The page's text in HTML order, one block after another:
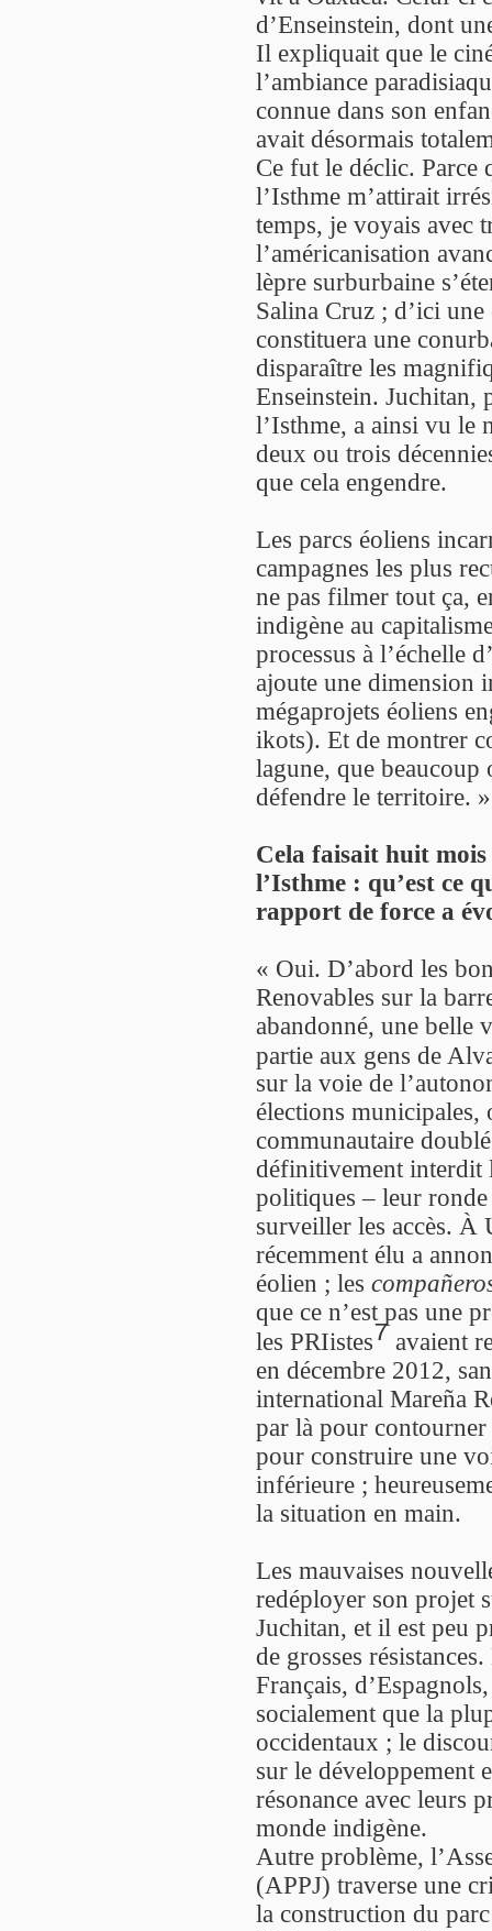
d’Enseinstein, dont
Il expliquait que le
l’ambiance
connue dans son
avait désormais
Ce fut le déclic. Parce
l’Isthme m’attirait
temps, je voyais avec
l’américanisation
lèpre surburbaine
Salina Cruz ; d’ici
constituera une
disparaître les
Enseinstein.
l’Isthme, a ainsi vu le
deux ou trois
que cela engendre.
Les parcs éoliens
campagnes les plus
ne pas filmer tout ça,
indigène au
processus à l’échelle
ajoute une dimension
mégaprojets éoliens
ikots). Et de montrer
lagune, que beaucoup
défendre le territoire. »
Cela faisait huit
l’Isthme : qu’est ce
rapport de force a
« Oui. D’abord les
Renovables sur la
abandonné, une belle
partie aux gens de
sur la voie de
élections
communautaire
définitivement interdit
politiques – leur
surveiller les accès.
récemment élu a
éolien ; les
que ce n’est pas une
les PRIistes7 avaient
en décembre 2012,
international Mareña
par là pour
pour construire une
inférieure ;
la situation en main.
Les mauvaises
redéployer son projet
Juchitan, et il est peu
de grosses
Français,
socialement que la
occidentaux ; le
sur le développement
résonance avec leurs
monde indigène.
Autre problème,
(APPJ) traverse une
la construction du